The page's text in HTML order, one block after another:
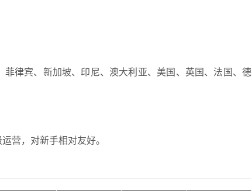
律宾、新加坡、印尼、澳大利亚、美国、英国、法国、德
营，对新手相对友好。